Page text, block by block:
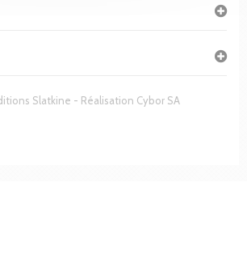
Slatkine - Réalisation Cybor SA